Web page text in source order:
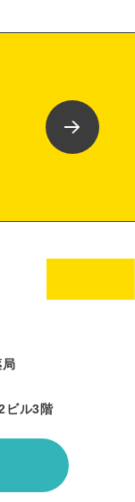
ビル3階